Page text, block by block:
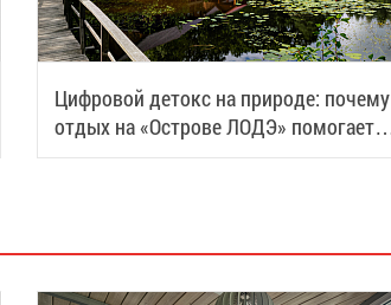
Цифровой детокс на природе: почему
отдых на «Острове ЛОДЭ» помогает
восстановить силы